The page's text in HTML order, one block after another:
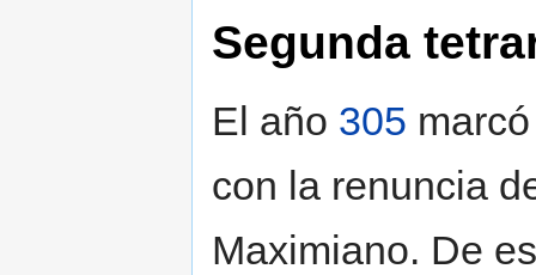
Segunda
El año 305
con la renuncia
Maximiano. De